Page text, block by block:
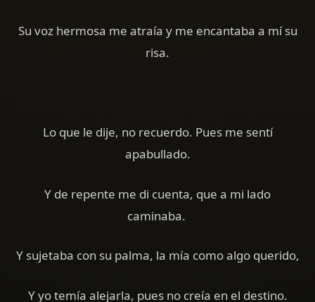
Su voz hermosa me atraía y me encantaba a mí su
risa.
Lo que le dije, no recuerdo. Pues me sentí
apabullado.
Y de repente me di cuenta, que a mi lado
caminaba.
Y sujetaba con su palma, la mía como algo querido,
Y yo temía alejarla, pues no creía en el destino.